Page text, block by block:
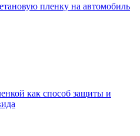
пленку на автомобиль
как способ защиты и